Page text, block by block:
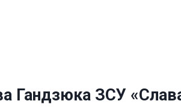
Гандзюка ЗСУ «Слава